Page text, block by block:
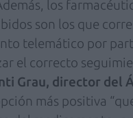
los
son los que
telemático por
el correcto
Grau, director del
más positiva